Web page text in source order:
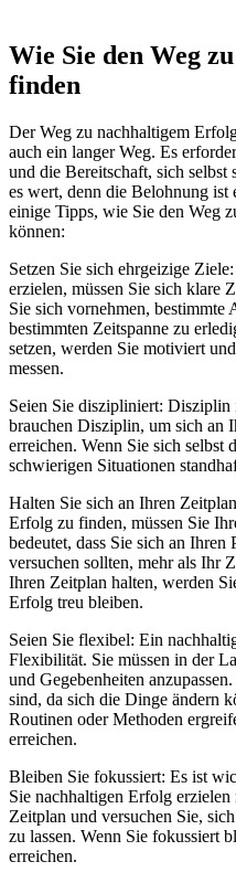
Wie Sie den Weg
finden
Der Weg zu nachhaltigem
auch ein langer Weg. Es
und die Bereitschaft, sich
es wert, denn die Belohnung
einige Tipps, wie Sie den Weg
können:
Setzen Sie sich ehrgeizige
erzielen, müssen Sie sich klare
Sie sich vornehmen, bestimmte
bestimmten Zeitspanne zu
setzen, werden Sie motiviert
messen.
Seien Sie diszipliniert:
brauchen Disziplin, um sich an
erreichen. Wenn Sie sich selbst
schwierigen Situationen
Halten Sie sich an Ihren
Erfolg zu finden, müssen Sie
bedeutet, dass Sie sich an Ihren
versuchen sollten, mehr als Ihr
Ihren Zeitplan halten, werden
Erfolg treu bleiben.
Seien Sie flexibel: Ein
Flexibilität. Sie müssen in der
und Gegebenheiten
sind, da sich die Dinge ändern
Routinen oder Methoden
erreichen.
Bleiben Sie fokussiert: Es ist
Sie nachhaltigen Erfolg
Zeitplan und versuchen Sie,
zu lassen. Wenn Sie fokussiert
erreichen.